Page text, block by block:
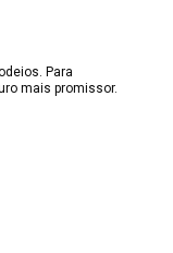
Para
mais promissor.